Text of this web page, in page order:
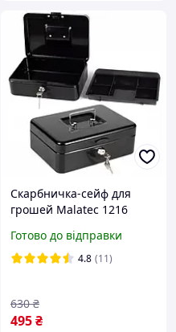
Скарбничка-сейф для
грошей Malatec 1216
Готово до відправки
4.8 (11)
495₴
630 ₴